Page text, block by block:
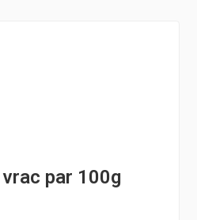
par 100g